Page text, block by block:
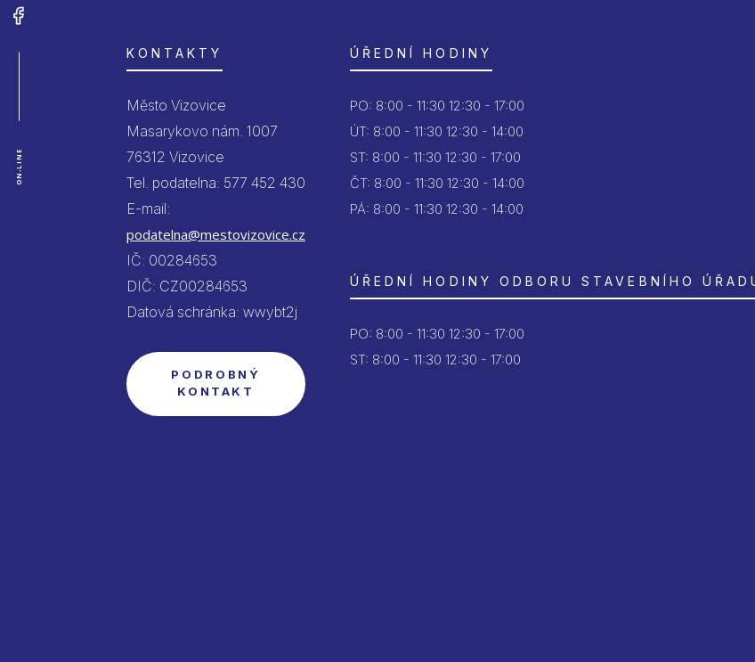
ON-LINE
KONTAKTY
Město Vizovice
Masarykovo nám. 1007
76312 Vizovice
Tel. podatelna: 577 452 430
E-mail:
podatelna@mestovizovice.cz
IČ: 00284653
DIČ: CZ00284653
Datová schránka: wwybt2j
PODROBNÝ
KONTAKT
ÚŘEDNÍ HODINY
PO: 8:00 - 11:30 12:30 - 17:00
ÚT: 8:00 - 11:30 12:30 - 14:00
ST: 8:00 - 11:30 12:30 - 17:00
ČT: 8:00 - 11:30 12:30 - 14:00
PÁ: 8:00 - 11:30 12:30 - 14:00
ÚŘEDNÍ HODINY ODBORU STAVEBNÍHO
PO: 8:00 - 11:30 12:30 - 17:00
ST: 8:00 - 11:30 12:30 - 17:00